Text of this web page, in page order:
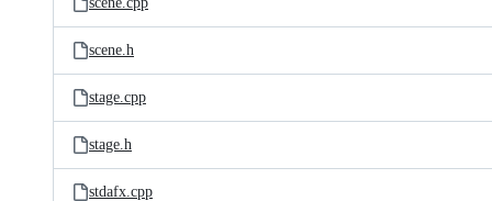
scene.h
stage.cpp
stage.h
stdafx.cpp